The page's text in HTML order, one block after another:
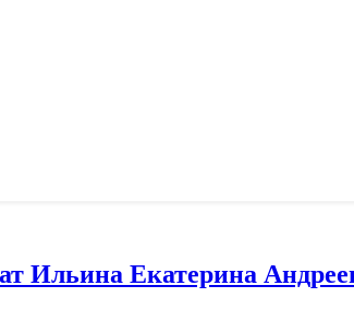
Ильина Екатерина